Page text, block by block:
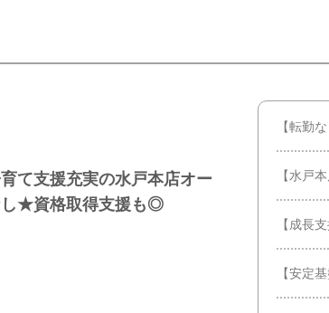
て支援充実の水戸本店オー
し★資格取得支援も◎
【転勤
【水戸
【成長
【安定